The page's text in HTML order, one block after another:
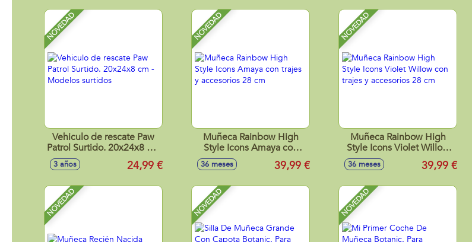
NOVEDAD
Vehiculo de rescate Paw
Patrol Surtido. 20x24x8 cm
- Modelos surtidos
3 años 24,99 €
NOVEDAD
Muñeca Rainbow High
Style Icons Amaya con
trajes y accesorios 28 cm
36 meses 39,99 €
NOVEDAD
Muñeca Rainbow High
Style Icons Violet Willow
con trajes y accesorios 28
36 meses 39,99 €
NOVEDAD NOVEDAD NOVEDAD